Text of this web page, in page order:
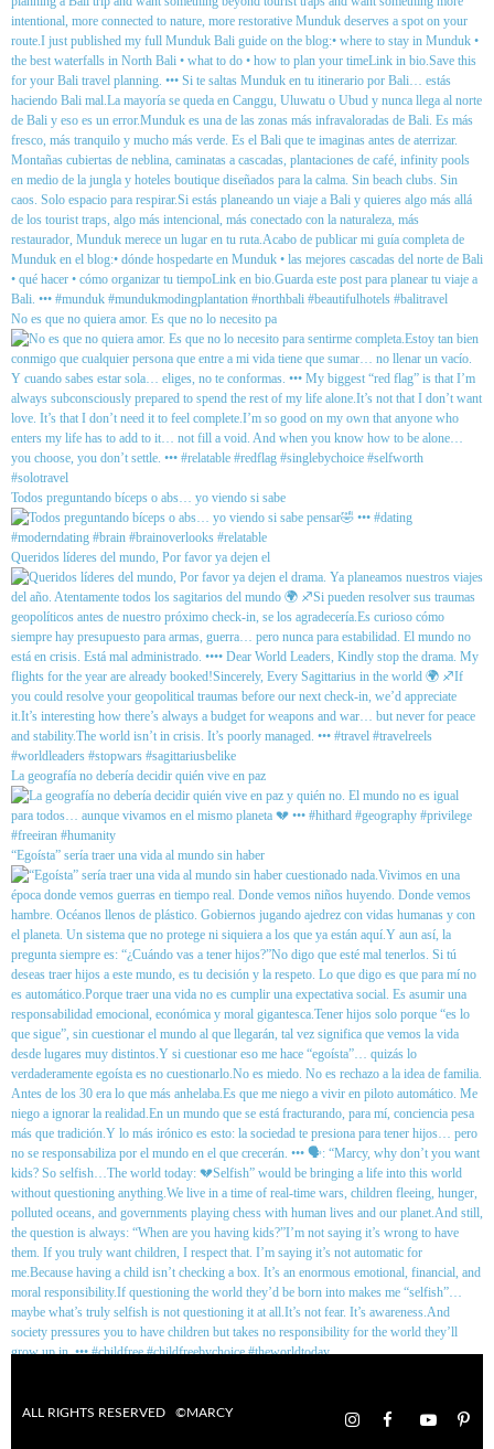
No es que no quiera amor. Es que no lo necesito pa
Todos preguntando bíceps o abs… yo viendo si sabe
Queridos líderes del mundo, Por favor ya dejen el
La geografía no debería decidir quién vive en paz
“Egoísta” sería traer una vida al mundo sin haber
ALL RIGHTS RESERVED ©MARCY